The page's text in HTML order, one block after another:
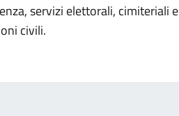
servizi elettorali, cimiteriali e
civili.